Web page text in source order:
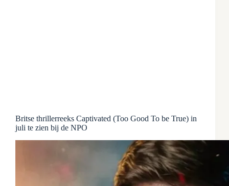
Britse thrillerreeks Captivated (Too Good To be True) in
juli te zien bij de NPO